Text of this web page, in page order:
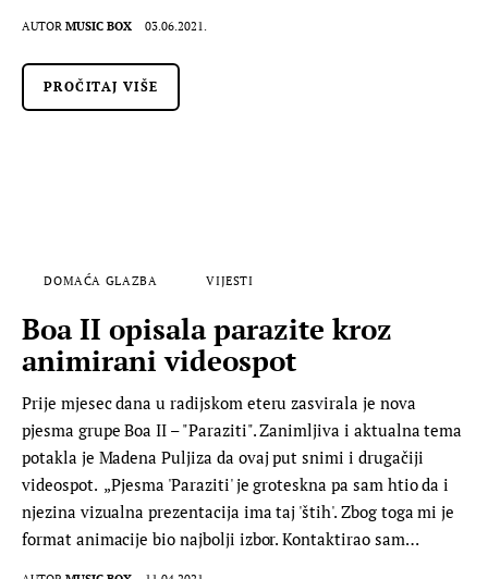
AUTOR MUSIC BOX 03.06.2021.
PROČITAJ VIŠE
DOMAĆA GLAZBA VIJESTI
Boa II opisala parazite kroz
animirani videospot
Prije mjesec dana u radijskom eteru zasvirala je nova
pjesma grupe Boa II – "Paraziti". Zanimljiva i aktualna tema
potakla je Madena Puljiza da ovaj put snimi i drugačiji
videospot. „Pjesma 'Paraziti' je groteskna pa sam htio da i
njezina vizualna prezentacija ima taj 'štih'. Zbog toga mi je
format animacije bio najbolji izbor. Kontaktirao sam…